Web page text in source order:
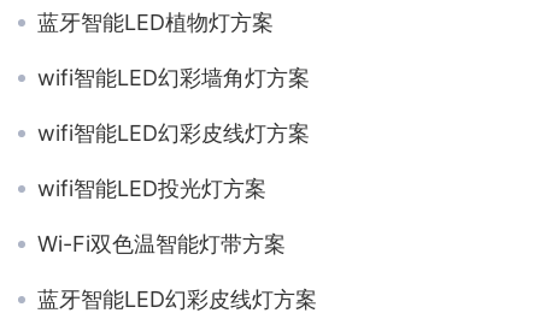
蓝牙智能LED植物灯方案
wifi智能LED幻彩墙角灯方案
wifi智能LED幻彩皮线灯方案
wifi智能LED投光灯方案
Wi-Fi双色温智能灯带方案
蓝牙智能LED幻彩皮线灯方案